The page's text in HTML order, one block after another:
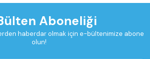
Aboneliği
haberdar olmak için e-bültenimize abone
olun!